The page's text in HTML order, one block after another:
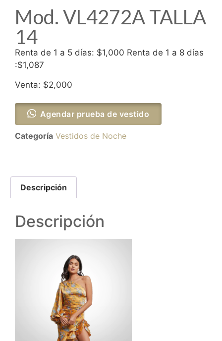
Mod. VL4272A TALLA
14
Renta de 1 a 5 días: $1,000 Renta de 1 a 8 días
:$1,087
Venta: $2,000
Agendar prueba de vestido
Categoría Vestidos de Noche
Descripción
Descripción